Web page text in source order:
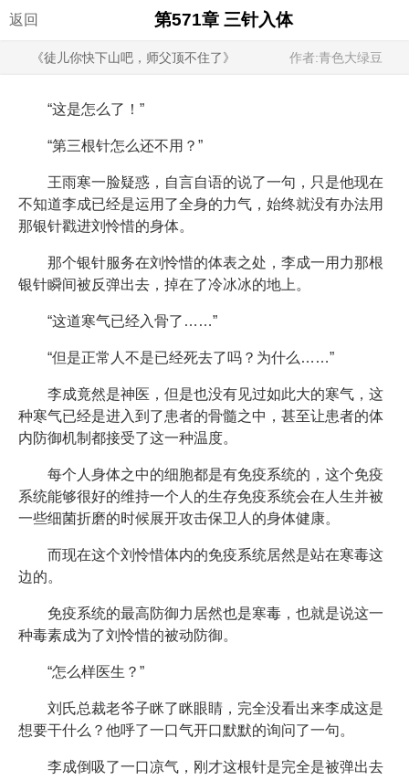
返回 第571章 三针入体
《徒儿你快下山吧，师父顶不住了》 作者:青色大绿豆
“这是怎么了！”
“第三根针怎么还不用？”
王雨寒一脸疑惑，自言自语的说了一句，只是他现在
不知道李成已经是运用了全身的力气，始终就没有办法用
那银针戳进刘怜惜的身体。
那个银针服务在刘怜惜的体表之处，李成一用力那根
银针瞬间被反弹出去，掉在了冷冰冰的地上。
“这道寒气已经入骨了……”
“但是正常人不是已经死去了吗？为什么……”
李成竟然是神医，但是也没有见过如此大的寒气，这
种寒气已经是进入到了患者的骨髓之中，甚至让患者的体
内防御机制都接受了这一种温度。
每个人身体之中的细胞都是有免疫系统的，这个免疫
系统能够很好的维持一个人的生存免疫系统会在人生并被
一些细菌折磨的时候展开攻击保卫人的身体健康。
而现在这个刘怜惜体内的免疫系统居然是站在寒毒这
边的。
免疫系统的最高防御力居然也是寒毒，也就是说这一
种毒素成为了刘怜惜的被动防御。
“怎么样医生？”
刘氏总裁老爷子眯了眯眼睛，完全没看出来李成这是
想要干什么？他呼了一口气开口默默的询问了一句。
李成倒吸了一口凉气，刚才这根针是完全是被弹出去